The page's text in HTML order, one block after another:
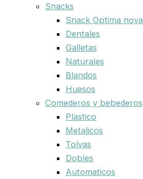
Snacks
Snack Optima nova
Dentales
Galletas
Naturales
Blandos
Huesos
Comederos y bebederos
Plastico
Metalicos
Tolvas
Dobles
Automaticos